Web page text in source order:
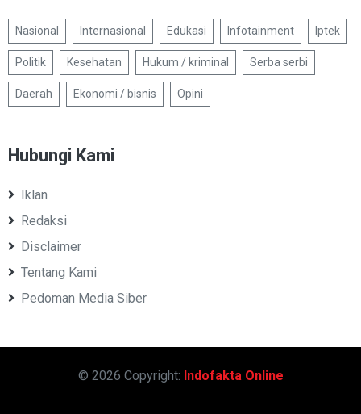
Nasional Internasional Edukasi Infotainment Iptek
Politik Kesehatan Hukum / kriminal Serba serbi
Daerah Ekonomi / bisnis Opini
Hubungi Kami
Iklan
Redaksi
Disclaimer
Tentang Kami
Pedoman Media Siber
© 2026 Copyright: Indofakta Online